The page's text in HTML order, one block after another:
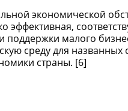
экономической
эффективная,
поддержки малого
среду для
страны. [6]